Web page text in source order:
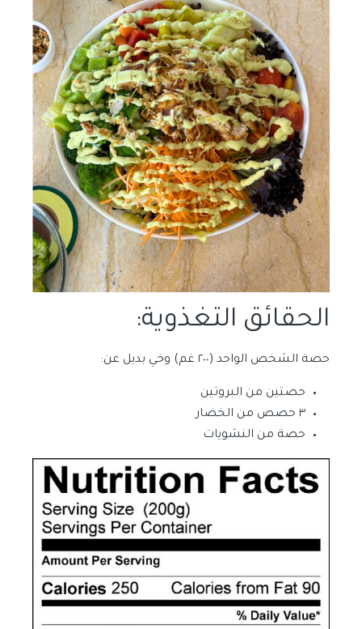
الحقائق التغذوية:
حصة الشخص الواحد (٢٠٠ غم) وخي بديل عن:
حصتين من البروتين
٣ حصص من الخضار
حصة من النشويات